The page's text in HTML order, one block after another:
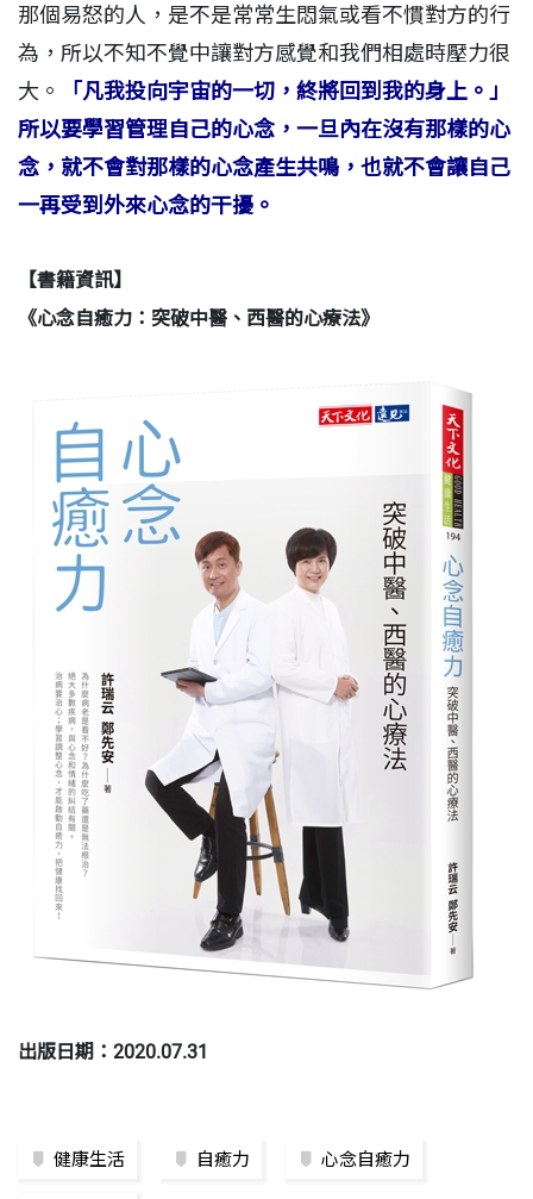
那個易怒的人，是不是常常生悶氣或看不慣對方的行
為，所以不知不覺中讓對方感覺和我們相處時壓力很
大。
「凡我投向宇宙的一切，終將回到我的身上。」
所以要學習管理自己的心念，一旦內在沒有那樣的心
念，就不會對那樣的心念產生共鳴，也就不會讓自己
一再受到外來心念的干擾。
【書籍資訊】
《心念自癒力：突破中醫、西醫的心療法》
出版日期：2020.07.31
健康生活 自癒力 心念自癒力